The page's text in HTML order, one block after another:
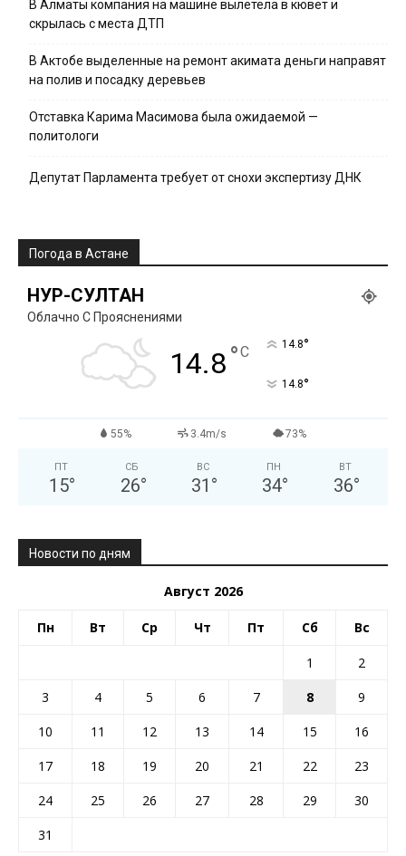
В Алматы компания на машине вылетела в кювет и
скрылась с места ДТП
В Актобе выделенные на ремонт акимата деньги направят
на полив и посадку деревьев
Отставка Карима Масимова была ожидаемой —
политологи
Депутат Парламента требует от снохи экспертизу ДНК
Погода в Астане
НУР-СУЛТАН
Облачно С Прояснениями
14.8°C 14.8°
14.8°
55% 3.4m/s 73%
ПТ
15°
СБ
26°
ВС
31 °
ПН
34°
ВТ
36°
Новости по дням
Август 2026
Пн Вт Ср Чт Пт Сб Вс
1
2
3
4 5 6 7 8
9
10
11 12 13 14 15
16
17
18 19 20 21 22
23
24
25 26 27 28 29
30
31